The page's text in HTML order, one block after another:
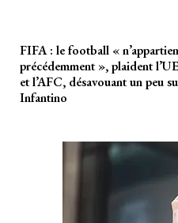
FIFA : le football «
précédemment », plaident
et l’AFC, désavouant un peu
Infantino